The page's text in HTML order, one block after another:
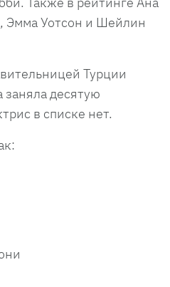
Эмма Уотсон и Шейлин
Турции
заняла десятую
в списке нет.